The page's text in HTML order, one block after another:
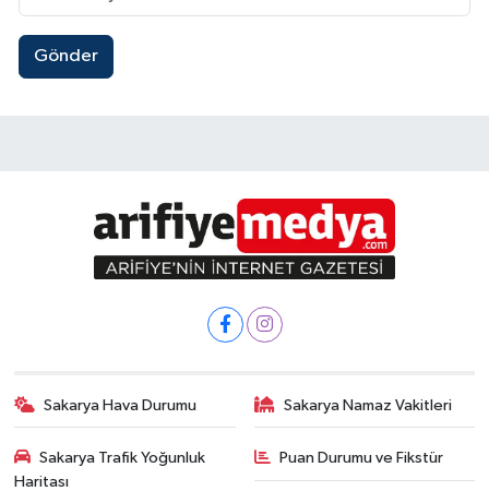
Gönder
Sakarya Hava Durumu Sakarya Namaz Vakitleri
Sakarya Trafik Yoğunluk
Haritası
Puan Durumu ve Fikstür